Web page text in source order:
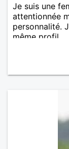
Je suis une
attentionnée
personnalité.
même profil.